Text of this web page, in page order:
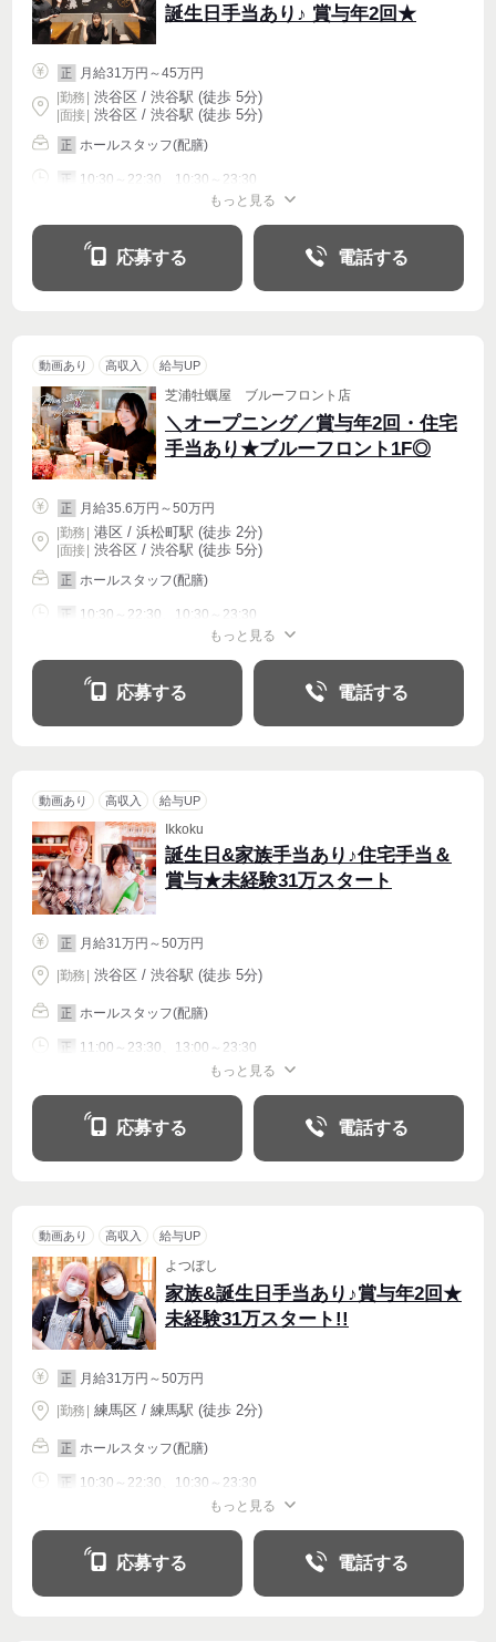
誕生日手当あり♪ 賞与年2回★
正
月給31万円～45万円
|勤務 渋谷区 / 渋谷駅 (徒歩 5分)
| 面接 | 渋谷区 / 渋谷駅 (徒歩 5分)
正 ホールスタッフ(配膳)
正 10:30～22:30、10:30～23:30
もっと見る
応募する 電話する
動画あり 高収入 給与UP
芝浦牡蠣屋 ブルーフロント店
＼オープニング／賞与年2回・住宅
手当あり★ブルーフロント1F◎
正
月給35.6万円～50万円
|勤務 港区 / 浜松町駅 (徒歩 2分)
| 面接 | 渋谷区 / 渋谷駅 (徒歩 5分)
正 ホールスタッフ(配膳)
正 10:30～22:30、10:30～23:30
もっと見る
応募する 電話する
動画あり 高収入 給与UP
Ikkoku
誕生日&家族手当あり♪住宅手当＆
賞与★未経験31万スタート
正 月給31万円～50万円
|勤務 渋谷区 / 渋谷駅 (徒歩 5分)
正 ホールスタッフ(配膳)
正 11:00～23:30、13:00～23:30
もっと見る
応募する 電話する
動画あり 高収入 給与UP
よつぼし
家族&誕生日手当あり♪賞与年2回★
未経験31万スタート!!
正 月給31万円～50万円
|勤務 練馬区 / 練馬駅 (徒歩 2分)
正 ホールスタッフ(配膳)
正 10:30～22:30、10:30～23:30
もっと見る
応募する 電話する